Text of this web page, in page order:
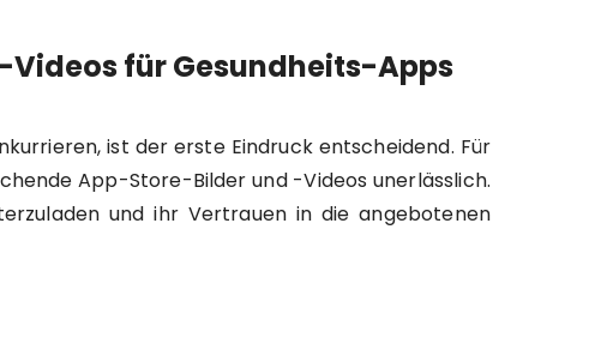
für Gesundheits-Apps
ist der erste Eindruck entscheidend. Für
App-Store-Bilder und -Videos unerlässlich.
und ihr Vertrauen in die angebotenen